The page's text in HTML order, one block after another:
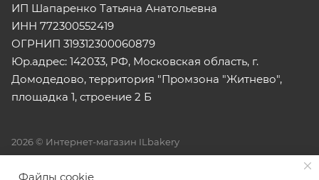
ИП Шапаренко Татьяна Анатольевна
ИНН 772300552419
ОГРНИП 319312300060879
Юр.адрес: 142033, РФ, Московская область, г.
Домодедово, территория "Промзона "Житнево",
площадка 1, строение 2 Б
2026 © Интернет-магазин ILbakery
Все права на материалы, находящиеся на сайте
Файлы cookie